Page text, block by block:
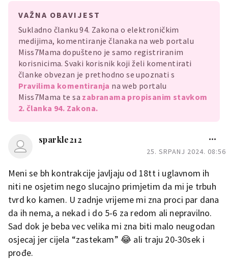
VAŽNA OBAVIJEST
Sukladno članku 94. Zakona o elektroničkim
medijima, komentiranje članaka na web portalu
Miss7Mama dopušteno je samo registriranim
korisnicima. Svaki korisnik koji želi komentirati
članke obvezan je prethodno se upoznati s
Pravilima komentiranja na web portalu
Miss7Mama te sa zabranama propisanim stavkom
2. članka 94. Zakona.
sparkle212
25. SRPANJ 2024. 08:56
Meni se bh kontrakcije javljaju od 18tt i uglavnom ih
niti ne osjetim nego slucajno primjetim da mi je trbuh
tvrd ko kamen. U zadnje vrijeme mi zna proci par dana
da ih nema, a nekad i do 5-6 za redom ali nepravilno.
Sad dok je beba vec velika mi zna biti malo neugodan
osjecaj jer cijela “zastekam” 😂 ali traju 20-30sek i
prođe.